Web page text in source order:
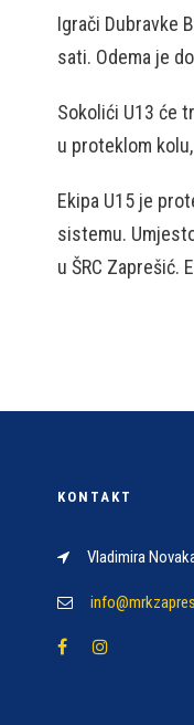
Igrači Dubravke
sati. Odema je
Sokolići U13 će
u proteklom
Ekipa U15 je
sistemu.
u ŠRC Zaprešić.
KONTAKT
Vladimira